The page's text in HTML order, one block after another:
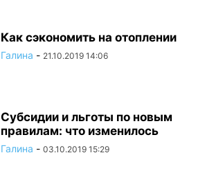
Как сэкономить на отоплении
Галина - 21.10.2019 14:06
Субсидии и льготы по новым
правилам: что изменилось
Галина - 03.10.2019 15:29